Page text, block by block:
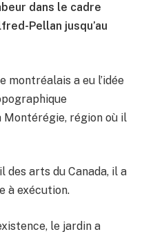
dans le cadre
Pellan jusqu’au
montréalais a eu l’idée
région où il
des arts du Canada, il a
à exécution.
le jardin a